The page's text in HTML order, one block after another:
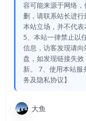
容可能来源于网络
删，请联系站长进
本站立场，并不代表
5、本站一律禁止以
信息，访客发现请
盘，如发现链接失
新。 7、使用本站
务及隐私协议】
大鱼